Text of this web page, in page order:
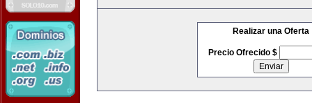
Realizar una Oferta
Precio Ofrecido $